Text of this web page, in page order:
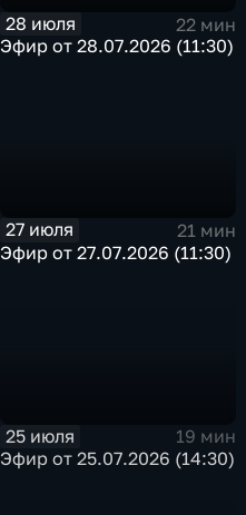
28 июля
22 мин
Эфир от 28.07.2026 (11:30)
27 июля
21 мин
Эфир от 27.07.2026 (11:30)
25 июля
19 мин
Эфир от 25.07.2026 (14:30)